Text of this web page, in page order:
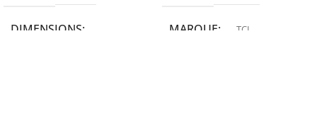
DIMENSIONS MARQUE TCL